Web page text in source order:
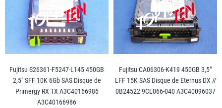
Fujitsu S26361-F5247-L145 450GB
2,5" SFF 10K 6Gb SAS Disque de
Primergy RX TX A3C40166986
A3C40166986
Fujitsu CA06306-K419 450GB 3,5"
LFF 15K SAS Disque de Eternus DX //
0B24522 9CL066-040 A3C40096037